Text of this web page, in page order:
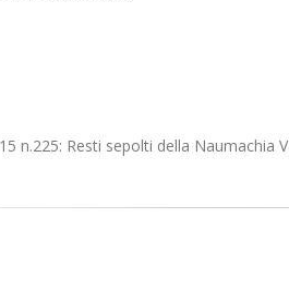
n.225: Resti sepolti della Naumachia